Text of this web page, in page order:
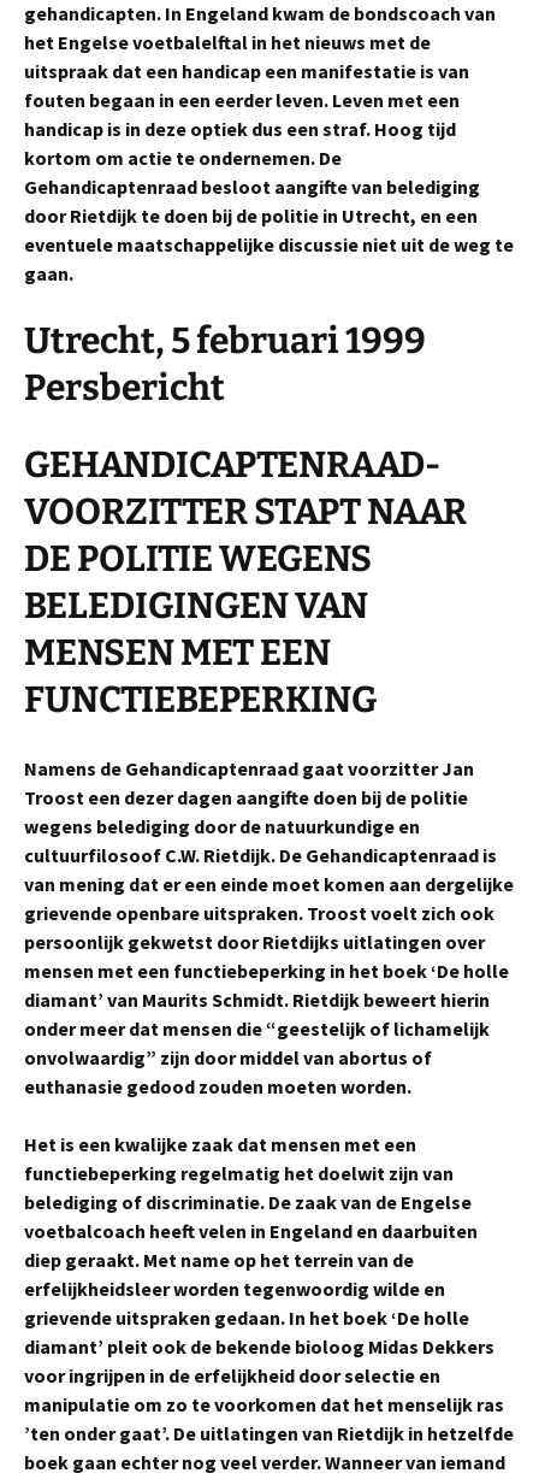
gehandicapten. In Engeland kwam de bondscoach van
het Engelse voetbalelftal in het nieuws met de
uitspraak dat een handicap een manifestatie is van
fouten begaan in een eerder leven. Leven met een
handicap is in deze optiek dus een straf. Hoog tijd
kortom om actie te ondernemen. De
Gehandicaptenraad besloot aangifte van belediging
door Rietdijk te doen bij de politie in Utrecht, en een
eventuele maatschappelijke discussie niet uit de weg te
gaan.
Utrecht, 5 februari 1999
Persbericht
GEHANDICAPTENRAAD-
VOORZITTER STAPT NAAR
DE POLITIE WEGENS
BELEDIGINGEN VAN
MENSEN MET EEN
FUNCTIEBEPERKING
Namens de Gehandicaptenraad gaat voorzitter Jan
Troost een dezer dagen aangifte doen bij de politie
wegens belediging door de natuurkundige en
cultuurfilosoof C.W. Rietdijk. De Gehandicaptenraad is
van mening dat er een einde moet komen aan dergelijke
grievende openbare uitspraken. Troost voelt zich ook
persoonlijk gekwetst door Rietdijks uitlatingen over
mensen met een functiebeperking in het boek ‘De holle
diamant’ van Maurits Schmidt. Rietdijk beweert hierin
onder meer dat mensen die “geestelijk of lichamelijk
onvolwaardig” zijn door middel van abortus of
euthanasie gedood zouden moeten worden.
Het is een kwalijke zaak dat mensen met een
functiebeperking regelmatig het doelwit zijn van
belediging of discriminatie. De zaak van de Engelse
voetbalcoach heeft velen in Engeland en daarbuiten
diep geraakt. Met name op het terrein van de
erfelijkheidsleer worden tegenwoordig wilde en
grievende uitspraken gedaan. In het boek ‘De holle
diamant’ pleit ook de bekende bioloog Midas Dekkers
voor ingrijpen in de erfelijkheid door selectie en
manipulatie om zo te voorkomen dat het menselijk ras
’ten onder gaat’. De uitlatingen van Rietdijk in hetzelfde
boek gaan echter nog veel verder. Wanneer van iemand